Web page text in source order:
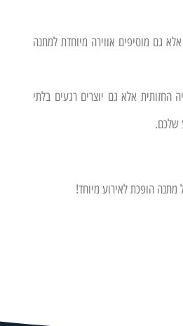
גם מוסיפים אווירה מיוחדת למתנה
אלא גם יוצרים רגעים בלתי
שלכם.
מתנה הופכת לאירוע מיוחד!